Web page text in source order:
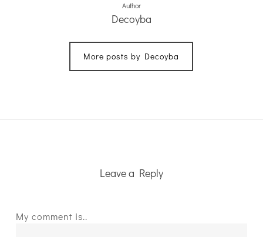
Author
Decoyba
More posts by Decoyba
Leave a Reply
My comment is..